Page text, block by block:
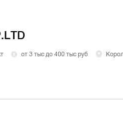
от 3 тыс до 400 тыс руб